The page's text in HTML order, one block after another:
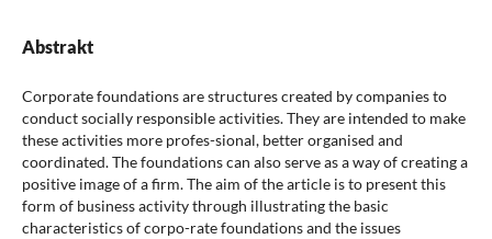
Abstrakt
Corporate foundations are structures created by companies to
conduct socially responsible activities. They are intended to make
these activities more profes-sional, better organised and
coordinated. The foundations can also serve as a way of creating a
positive image of a firm. The aim of the article is to present this
form of business activity through illustrating the basic
characteristics of corpo-rate foundations and the issues